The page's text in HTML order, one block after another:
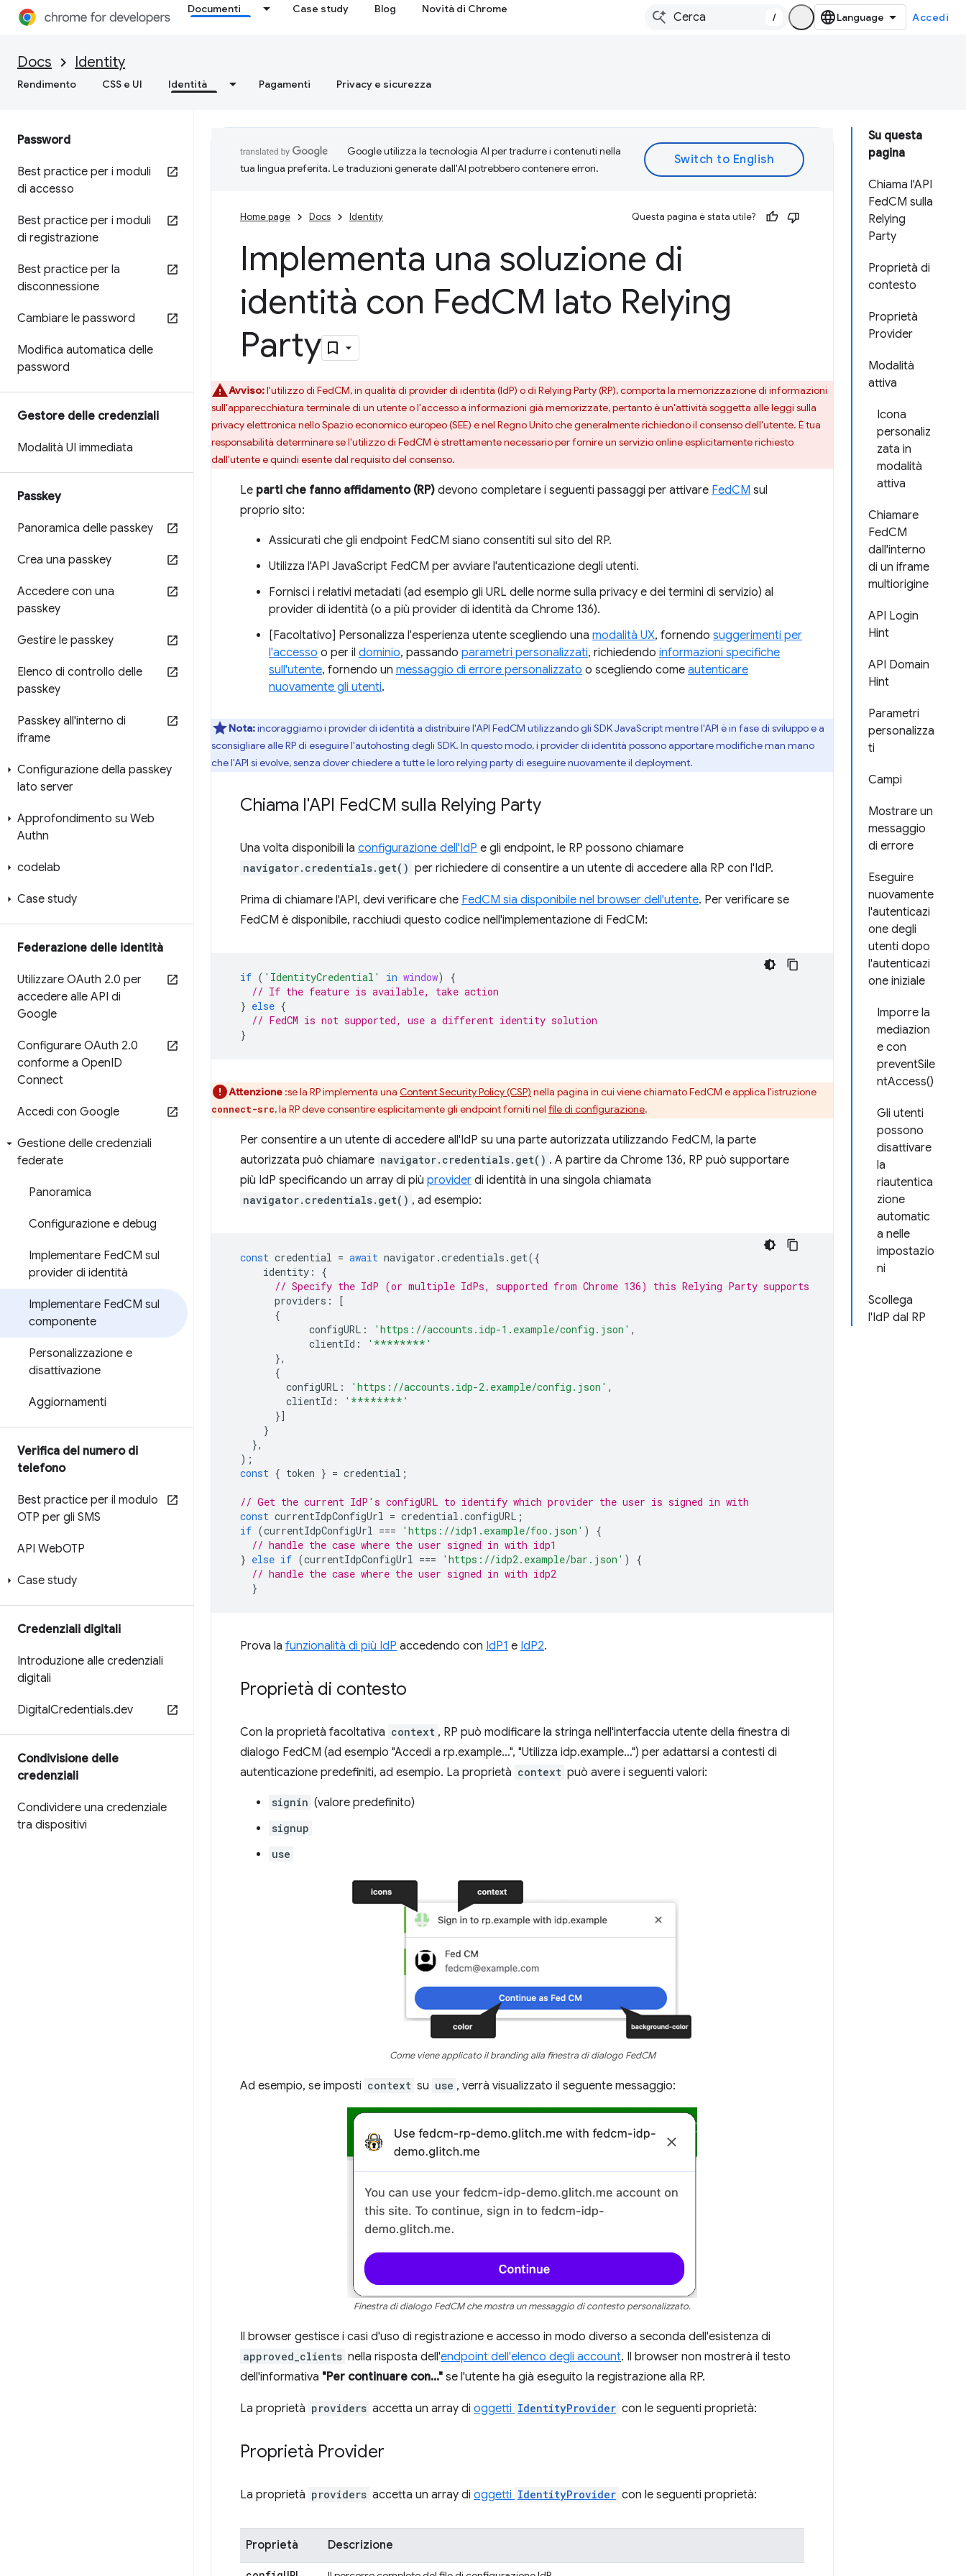
Documenti Case study Blog Novità di Chrome
/ Accedi
Docs Identity
Rendimento CSS e UI Identità Pagamenti Privacy e sicurezza
Password
Best practice per i moduli
di accesso
Best practice per i moduli
di registrazione
Best practice per la
disconnessione
Cambiare le password
Modifica automatica delle
password
Gestore delle credenziali
Modalità UI immediata
Passkey
Panoramica delle passkey
Crea una passkey
Accedere con una
passkey
Gestire le passkey
Elenco di controllo delle
passkey
Passkey all'interno di
iframe
Configurazione della passkey
lato server
Approfondimento su Web
Authn
codelab
Case study
Federazione delle identità
Utilizzare OAuth 2.0 per
accedere alle API di
Google
Configurare OAuth 2.0
conforme a OpenID
Connect
Accedi con Google
Gestione delle credenziali
federate
Panoramica
Configurazione e debug
Implementare FedCM sul
provider di identità
Implementare FedCM sul
componente
Personalizzazione e
disattivazione
Aggiornamenti
Verifica del numero di
telefono
Best practice per il modulo
OTP per gli SMS
API WebOTP
Case study
Credenziali digitali
Introduzione alle credenziali
digitali
DigitalCredentials.dev
Condivisione delle
credenziali
Condividere una credenziale
tra dispositivi
Su questa
pagina
Chiama l'API
FedCM sulla
Relying
Party
Proprietà di
contesto
Proprietà
Provider
Modalità
attiva
Icona
personaliz
zata in
modalità
attiva
Chiamare
FedCM
dall'interno
di un iframe
multiorigine
API Login
Hint
API Domain
Hint
Parametri
personalizza
ti
Campi
Mostrare un
messaggio
di errore
Eseguire
nuovamente
l'autenticazi
one degli
utenti dopo
l'autenticazi
one iniziale
Imporre la
mediazion
e con
preventSile
ntAccess()
Gli utenti
possono
disattivare
la
riautentica
zione
automatic
a nelle
impostazio
ni
Scollega
l'IdP dal RP
Google utilizza la tecnologia AI per tradurre i contenuti nella
tua lingua preferita. Le traduzioni generate dall'AI potrebbero contenere errori.
Home page Docs Identity Questa pagina è stata utile?
Implementa una soluzione di
identità con FedCM lato Relying
Party
Avviso:l'utilizzo di FedCM, in qualità di provider di identità (IdP) o di Relying Party (RP), comporta la memorizzazione di informazioni
sull'apparecchiatura terminale di un utente o l'accesso a informazioni già memorizzate, pertanto è un'attività soggetta alle leggi sulla
privacy elettronica nello Spazio economico europeo (SEE) e nel Regno Unito che generalmente richiedono il consenso dell'utente. È tua
responsabilità determinare se l'utilizzo di FedCM è strettamente necessario per fornire un servizio online esplicitamente richiesto
dall'utente e quindi esente dal requisito del consenso.
Le parti che fanno affidamento (RP) devono completare i seguenti passaggi per attivare FedCM sul
proprio sito:
Assicurati che gli endpoint FedCM siano consentiti sul sito del RP.
Utilizza l'API JavaScript FedCM per avviare l'autenticazione degli utenti.
Fornisci i relativi metadati (ad esempio gli URL delle norme sulla privacy e dei termini di servizio) al
provider di identità (o a più provider di identità da Chrome 136).
[Facoltativo] Personalizza l'esperienza utente scegliendo una modalità UX, fornendo suggerimenti per
l'accesso o per il dominio, passando parametri personalizzati, richiedendo informazioni specifiche
sull'utente, fornendo un messaggio di errore personalizzato o scegliendo come autenticare
nuovamente gli utenti.
Nota:incoraggiamo i provider di identità a distribuire l'API FedCM utilizzando gli SDK JavaScript mentre l'API è in fase di sviluppo e a
sconsigliare alle RP di eseguire l'autohosting degli SDK. In questo modo, i provider di identità possono apportare modifiche man mano
che l'API si evolve, senza dover chiedere a tutte le loro relying party di eseguire nuovamente il deployment.
Chiama l'API FedCM sulla Relying Party
Una volta disponibili la configurazione dell'IdP e gli endpoint, le RP possono chiamare
navigator.credentials.get() per richiedere di consentire a un utente di accedere alla RP con l'IdP.
Prima di chiamare l'API, devi verificare che FedCM sia disponibile nel browser dell'utente. Per verificare se
FedCM è disponibile, racchiudi questo codice nell'implementazione di FedCM:
if ( 'IdentityCredential' in window)
{
// If the feature is available, take action
} else {
// FedCM is not supported, use a different identity solution
}
Attenzione :se la RP implementa una Content Security Policy (CSP) nella pagina in cui viene chiamato FedCM e applica l'istruzione
connect-src, la RP deve consentire esplicitamente gli endpoint forniti nel file di configurazione.
Per consentire a un utente di accedere all'IdP su una parte autorizzata utilizzando FedCM, la parte
autorizzata può chiamare navigator.credentials.get() . A partire da Chrome 136, RP può supportare
più IdP specificando un array di più provider di identità in una singola chiamata
navigator.credentials.get() , ad esempio:
const credential = await navigator .credentials .get({
identity :
{
// Specify the IdP (or multiple IdPs, supported from Chrome 136) this Relying Party supports
providers :
[
{
configURL : 'https://accounts.idp-1.example/config.json' ,
clientId :
'********'
},
{
configURL : 'https://accounts.idp-2.example/config.json' ,
clientId :
'********'
}]
}
},
);
const { token } = credential ;
// Get the current IdP's configURL to identify which provider the user is signed in with
const currentIdpConfigUrl = credential .configURL ;
if (currentIdpConfigUrl === 'https://idp1.example/foo.json' )
{
// handle the case where the user signed in with idp1
} else if (currentIdpConfigUrl === 'https://idp2.example/bar.json' )
{
// handle the case where the user signed in with idp2
}
Prova la funzionalità di più IdP accedendo con IdP1 e IdP2.
Proprietà di contesto
Con la proprietà facoltativa context , RP può modificare la stringa nell'interfaccia utente della finestra di
dialogo FedCM (ad esempio "Accedi a rp.example…", "Utilizza idp.example…") per adattarsi a contesti di
autenticazione predefiniti, ad esempio. La proprietà context può avere i seguenti valori:
signin (valore predefinito)
signup
use
Come viene applicato il branding alla finestra di dialogo FedCM
Ad esempio, se imposti context su use , verrà visualizzato il seguente messaggio:
Finestra di dialogo FedCM che mostra un messaggio di contesto personalizzato.
Il browser gestisce i casi d'uso di registrazione e accesso in modo diverso a seconda dell'esistenza di
approved_clients nella risposta dell'endpoint dell'elenco degli account. Il browser non mostrerà il testo
dell'informativa "Per continuare con..." se l'utente ha già eseguito la registrazione alla RP.
La proprietà providers accetta un array di oggetti IdentityProvider con le seguenti proprietà:
Proprietà Provider
La proprietà providers accetta un array di oggetti IdentityProvider con le seguenti proprietà:
Proprietà Descrizione